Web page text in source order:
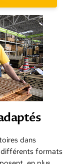
dans
différents formats